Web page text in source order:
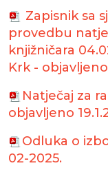
Zapisnik sa
provedbu
knjižničara
Krk -
Natječaj za
objavljeno
Odluka o
02-2025.